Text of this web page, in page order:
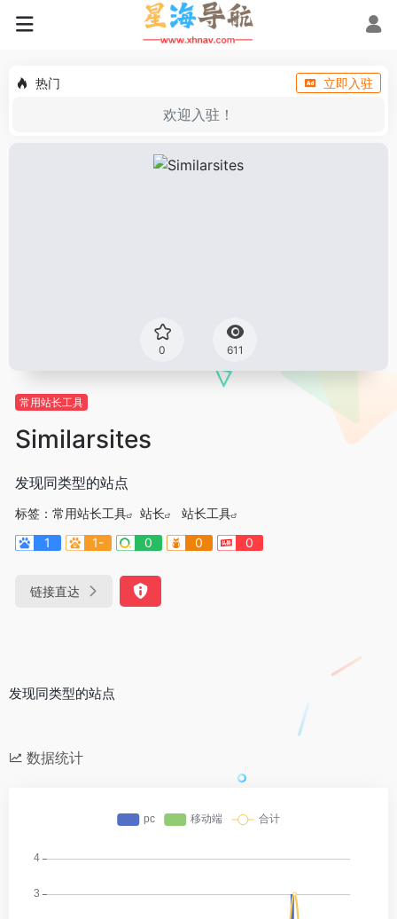
热门 立即入驻
欢迎入驻！
0 611
常用站长工具
Similarsites
发现同类型的站点
标签： 常用站长工具 站长
站长工具
1
1- 0 0 0
链接直达
发现同类型的站点
数据统计